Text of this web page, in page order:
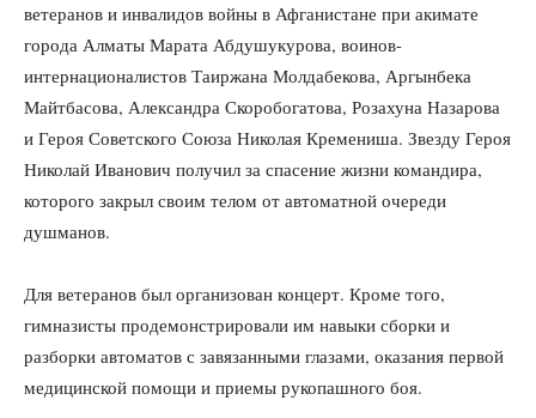
ветеранов и инвалидов войны в Афганистане при акимате
города Алматы Марата Абдушукурова, воинов-
интернационалистов Таиржана Молдабекова, Аргынбека
Майтбасова, Александра Скоробогатова, Розахуна Назарова
и Героя Советского Союза Николая Кремениша. Звезду Героя
Николай Иванович получил за спасение жизни командира,
которого закрыл своим телом от автоматной очереди
душманов.
Для ветеранов был организован концерт. Кроме того,
гимназисты продемонстрировали им навыки сборки и
разборки автоматов с завязанными глазами, оказания первой
медицинской помощи и приемы рукопашного боя.